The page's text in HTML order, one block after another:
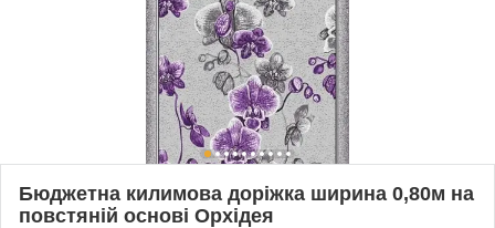
Бюджетна килимова доріжка ширина 0,80м на
повстяній основі Орхідея